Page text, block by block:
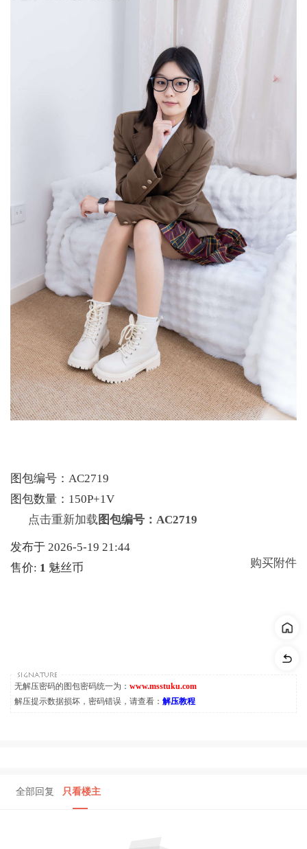
图包编号：AC2719
图包数量：150P+1V
点击重新加载 图包编号：AC2719
发布于 2026-5-19 21:44
售价: 1 魅丝币 购买附件
无解压密码的图包密码统一为： www.msstuku.com
解压提示数据损坏，密码错误，请查看： 解压教程
全部回复 只看楼主